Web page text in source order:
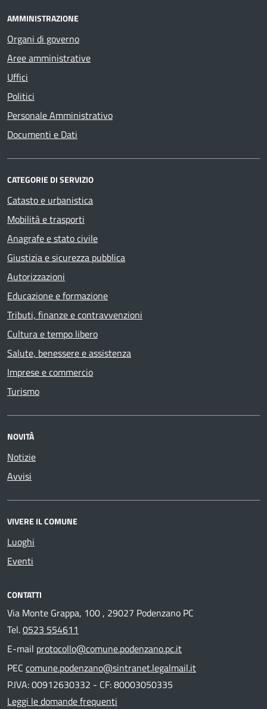
AMMINISTRAZIONE
Organi di governo
Aree amministrative
Uffici
Politici
Personale Amministrativo
Documenti e Dati
CATEGORIE DI SERVIZIO
Catasto e urbanistica
Mobilità e trasporti
Anagrafe e stato civile
Giustizia e sicurezza pubblica
Autorizzazioni
Educazione e formazione
Tributi, finanze e contravvenzioni
Cultura e tempo libero
Salute, benessere e assistenza
Imprese e commercio
Turismo
NOVITÀ
Notizie
Avvisi
VIVERE IL COMUNE
Luoghi
Eventi
CONTATTI
Via Monte Grappa, 100 , 29027 Podenzano PC
Tel.0523 554611
E-mail protocollo@comune.podenzano.pc.it
PEC comune.podenzano@sintranet.legalmail.it
P.IVA: 00912630332 - CF: 80003050335
Leggi le domande frequenti